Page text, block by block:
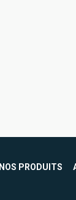
NOS PRODUITS